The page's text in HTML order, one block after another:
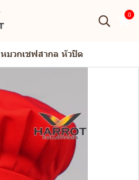
0
หมวกเชฟสากล หัวปิด